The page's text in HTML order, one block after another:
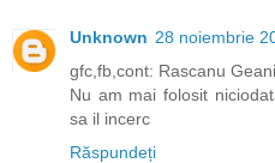
Unknown 28 noiembrie
gfc,fb,cont: Rascanu
Nu am mai folosit
sa il incerc
Răspundeți